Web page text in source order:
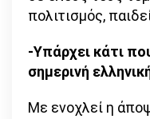
πολιτισμός,
-Υπάρχει κάτι
σημερινή
Με ενοχλεί η